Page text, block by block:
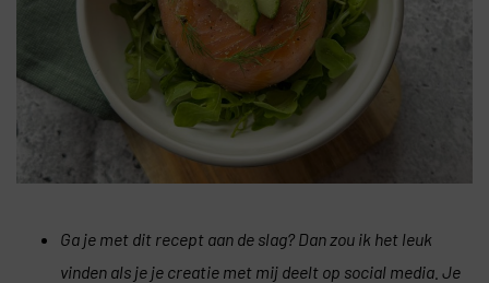
Ga je met dit recept aan de slag? Dan zou ik het leuk
vinden als je je creatie met mij deelt op social media. Je